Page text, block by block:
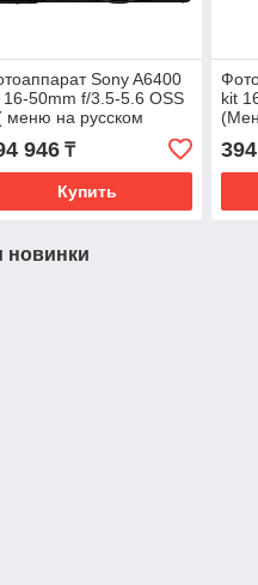
Sony A6400
16-50mm f/3.5-5.6 OSS
меню на русском
946₸
Купить
kit
новинки